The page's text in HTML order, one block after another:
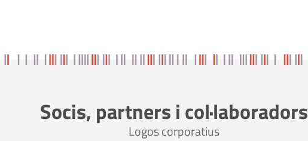
Socis, partners i col·laboradors
Logos corporatius